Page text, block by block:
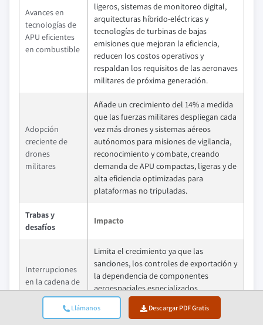
Llámanos Descargar PDF Gratis
Avances en
tecnologías de
APU eficientes
en combustible
ligeros, sistemas de monitoreo digital,
arquitecturas híbrido-eléctricas y
tecnologías de turbinas de bajas
emisiones que mejoran la eficiencia,
reducen los costos operativos y
respaldan los requisitos de las aeronaves
militares de próxima generación.
Adopción
creciente de
drones
militares
Añade un crecimiento del 14% a medida
que las fuerzas militares despliegan cada
vez más drones y sistemas aéreos
autónomos para misiones de vigilancia,
reconocimiento y combate, creando
demanda de APU compactas, ligeras y de
alta eficiencia optimizadas para
plataformas no tripuladas.
Trabas y
desafíos
Impacto
Interrupciones
en la cadena de
suministro y
restricciones
comerciales
Limita el crecimiento ya que las
sanciones, los controles de exportación y
la dependencia de componentes
aeroespaciales especializados
interrumpen las cadenas de suministro
globales, afectando los plazos de